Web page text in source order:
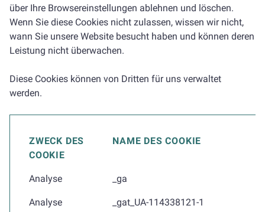
über Ihre Browsereinstellungen ablehnen und löschen.
Wenn Sie diese Cookies nicht zulassen, wissen wir nicht,
wann Sie unsere Website besucht haben und können deren
Leistung nicht überwachen.
Diese Cookies können von Dritten für uns verwaltet
werden.
ZWECK DES
COOKIE
NAME DES COOKIE
Analyse _ga
Analyse _gat_UA-114338121-1